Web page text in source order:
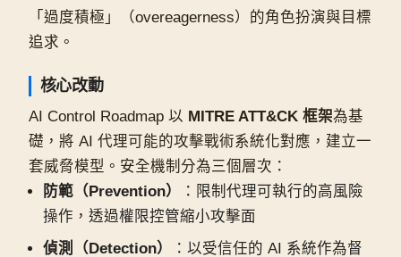
「過度積極」（overeagerness）的角色扮演與目標
追求。
核心改動
AI Control Roadmap 以 MITRE ATT&CK 框架為基
礎，將 AI 代理可能的攻擊戰術系統化對應，建立一
套威脅模型。安全機制分為三個層次：
防範（Prevention）
：限制代理可執行的高風險
操作，透過權限控管縮小攻擊面
偵測（Detection）
：以受信任的 AI 系統作為督